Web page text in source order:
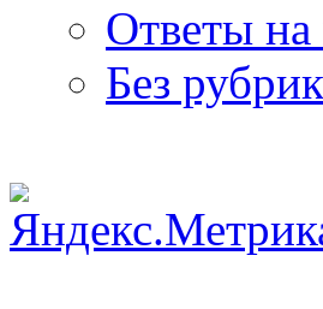
Ответы
Без